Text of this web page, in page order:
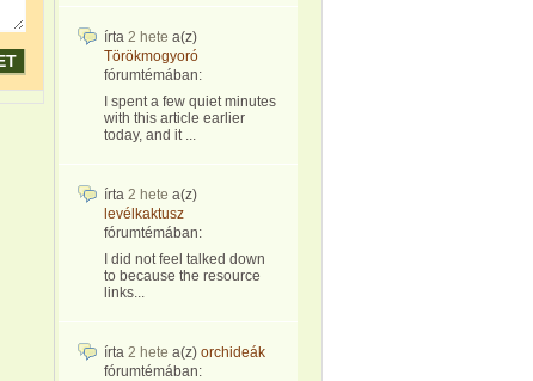
írta 2 hete a(z)
Törökmogyoró
fórumtémában:
I spent a few quiet minutes
with this article earlier
today, and it ...
írta 2 hete a(z)
levélkaktusz
fórumtémában:
I did not feel talked down
to because the resource
links...
írta 2 hete a(z) orchideák
fórumtémában: